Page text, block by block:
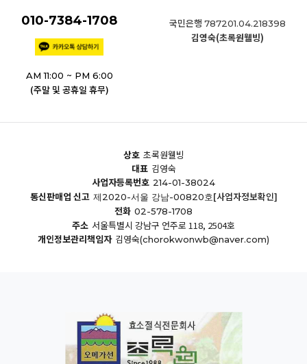
010-7384-1708
AM 11:00 ~ PM 6:00
(주말 및 공휴일 휴무)
국민은행 787201.04.218398
김영숙(초록원웰빙)
상호 초록원웰빙
대표 김영숙
사업자등록번호 214-01-38024
통신판매업 신고 제2020-서울 강남-00820호[사업자정보확인]
전화 02-578-1708
주소 서울특별시 강남구 언주로 118, 2504호
개인정보관리책임자 김영숙(chorokwonwb@naver.com)